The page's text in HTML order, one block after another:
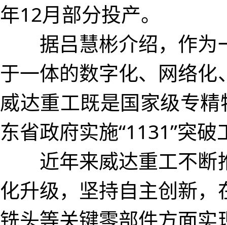
年12月部分投产。
据吕慧彬介绍，作为
于一体的数字化、网络
威达重工既是国家级专
东省政府实施“1131”突
近年来威达重工不断
化升级，坚持自主创新
铣头等关键零部件方面